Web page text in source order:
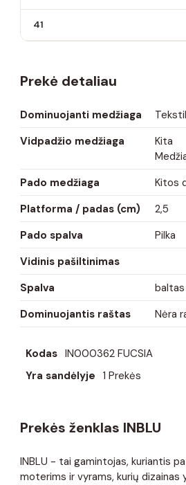
41
Prekė detaliau
Dominuojanti medžiaga
Vidpadžio medžiaga
Kita
Pado medžiaga
Kitos
Platforma / padas (cm)
2,5
Pado spalva
Pilka
Vidinis pašiltinimas
Spalva
baltas
Dominuojantis raštas
Nėra
Kodas IN000362 FUCSIA
Yra sandėlyje 1 Prekės
Prekės ženklas INBLU
INBLU - tai gamintojas, kuriantis
moterims ir vyrams, kurių dizainas